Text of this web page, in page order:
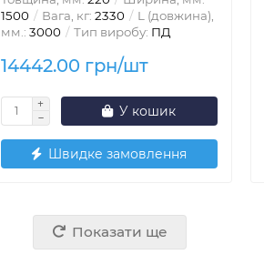
1500
Вага, кг: 2330
L (довжина),
мм.: 3000 Тип виробу: ПД
14442.00 грн/шт
У кошик
Швидке замовлення
Показати ще